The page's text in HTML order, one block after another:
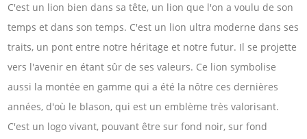
C'est un lion bien dans sa tête, un lion que l'on a voulu de son
temps et dans son temps. C'est un lion ultra moderne dans ses
traits, un pont entre notre héritage et notre futur. Il se projette
vers l'avenir en étant sûr de ses valeurs. Ce lion symbolise
aussi la montée en gamme qui a été la nôtre ces dernières
années, d'où le blason, qui est un emblème très valorisant.
C'est un logo vivant, pouvant être sur fond noir, sur fond